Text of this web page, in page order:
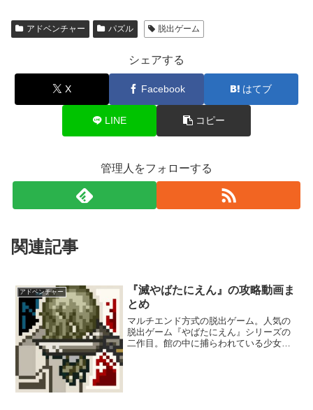
アドベンチャー パズル 脱出ゲーム
シェアする
X Facebook はてブ
LINE コピー
管理人をフォローする
関連記事
アドベンチャー
『滅やばたにえん』の攻略動画ま
とめ
マルチエンド方式の脱出ゲーム。人気の
脱出ゲーム『やばたにえん』シリーズの
二作目。館の中に捕らわれている少女を